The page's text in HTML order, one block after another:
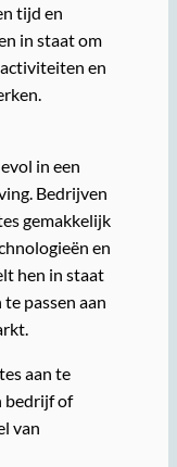
tijd en
in staat om
en
in een
Bedrijven
gemakkelijk
en
hen in staat
passen aan
aan te
bedrijf of
van